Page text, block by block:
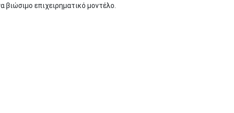
επιχειρηματικό μοντέλο.